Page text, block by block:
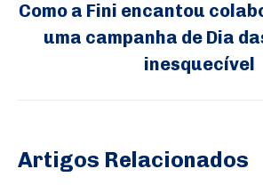
Próximo
post:
Como a Fini encantou
uma campanha de Dia
inesquecível
Artigos Relacionados